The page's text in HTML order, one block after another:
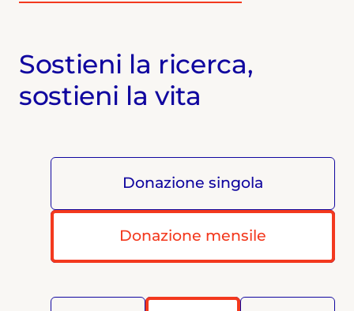
Sostieni la ricerca,
sostieni la vita
Donazione singola
Donazione mensile